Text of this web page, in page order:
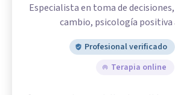
Especialista en toma de
cambio, psicología positiva
Profesional verificado
Terapia online